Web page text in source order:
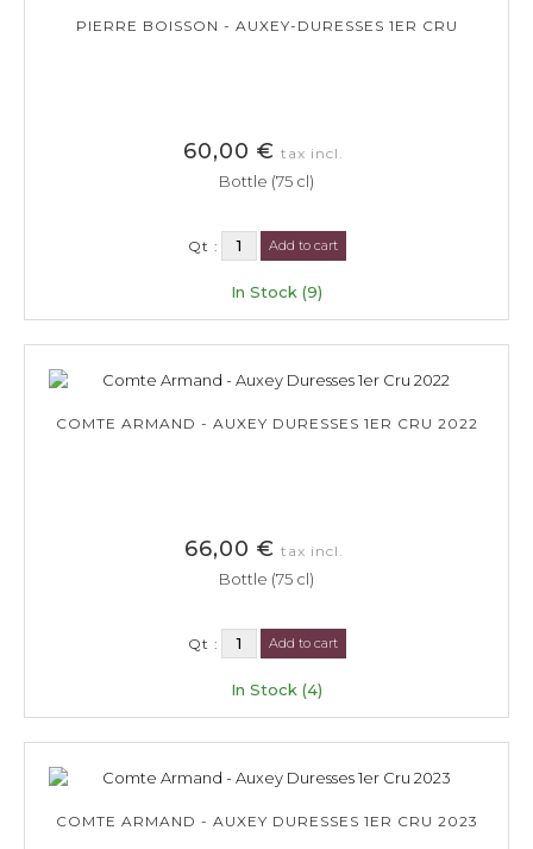
PIERRE BOISSON - AUXEY-DURESSES 1ER CRU
60,00 € tax incl.
Bottle (75 cl)
Qt : Add to cart
In Stock (9)
COMTE ARMAND - AUXEY DURESSES 1ER CRU 2022
66,00 € tax incl.
Bottle (75 cl)
Qt : Add to cart
In Stock (4)
COMTE ARMAND - AUXEY DURESSES 1ER CRU 2023